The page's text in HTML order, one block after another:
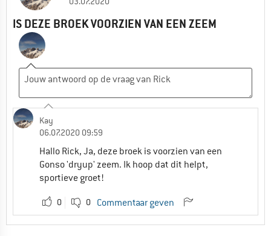
IS DEZE BROEK VOORZIEN VAN EEN ZEEM
Kay
06.07.2020 09:59
Hallo Rick, Ja, deze broek is voorzien van een
Gonso 'dryup' zeem. Ik hoop dat dit helpt,
sportieve groet!
0 0 Commentaar geven